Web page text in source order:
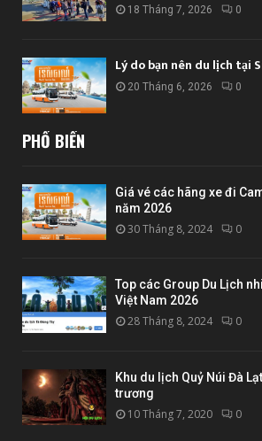
18 Tháng 7, 2026 0
Lý do bạn nên du lịch tại
20 Tháng 6, 2026 0
PHỔ BIẾN
Giá vé các hãng xe đi
năm 2026
30 Tháng 8, 2024 0
Top các Group Du Lịch
Việt Nam 2026
28 Tháng 8, 2024 0
Khu du lịch Quỷ Núi Đà
trương
10 Tháng 7, 2020 0